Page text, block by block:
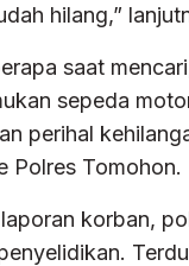
hilang,”
saat
sepeda
perihal
Polres Tomohon.
korban,